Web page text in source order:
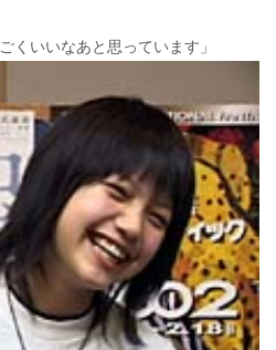
くいいなあと思っています」